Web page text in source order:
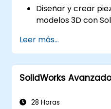
Diseñar y crear
modelos 3D con
Leer más...
SolidWorks Avanzado
28 Horas